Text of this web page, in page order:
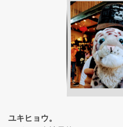
ユキヒョウ。